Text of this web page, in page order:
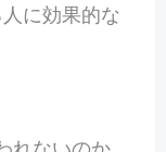
に効果的な